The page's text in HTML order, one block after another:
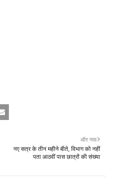
और नया
नए सत्र के तीन महीने बीते, विभाग को नहीं
पता आठवीं पास छात्रों की संख्या